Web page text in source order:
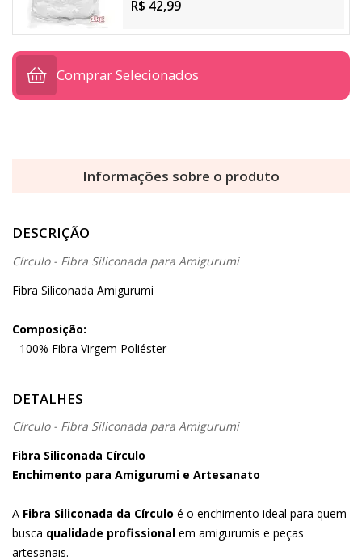
R$ 42,99
Comprar Selecionados
Informações sobre o produto
DESCRIÇÃO
Círculo - Fibra Siliconada para Amigurumi
Fibra Siliconada Amigurumi
Composição:
- 100% Fibra Virgem Poliéster
DETALHES
Círculo - Fibra Siliconada para Amigurumi
Fibra Siliconada Círculo
Enchimento para Amigurumi e Artesanato
A Fibra Siliconada da Círculo é o enchimento ideal para quem
busca qualidade profissional em amigurumis e peças
artesanais.